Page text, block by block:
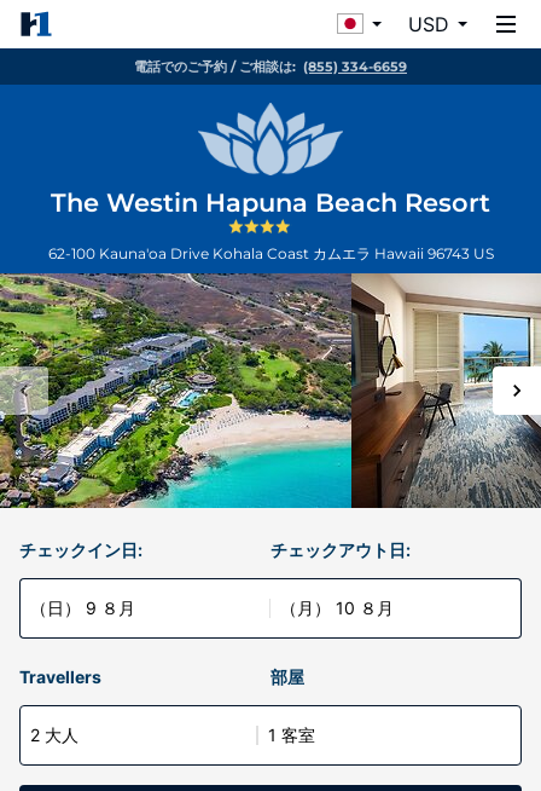
USD
電話でのご予約 / ご相談は: (855) 334-6659
The Westin Hapuna Beach Resort
62-100 Kauna'oa Drive Kohala Coast カムエラ Hawaii 96743 US
チェックイン日:
（日） 9 ８月
チェックアウト日:
（月） 10 ８月
Travellers 部屋
2 大人 1 客室